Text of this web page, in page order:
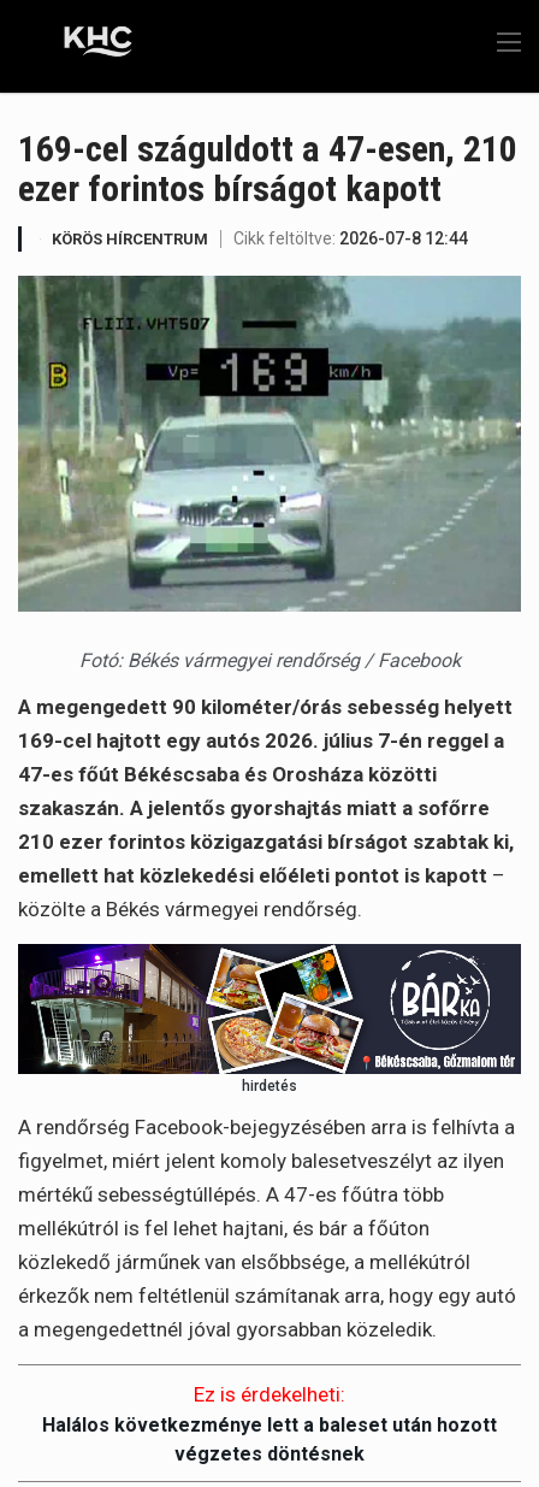
169-cel száguldott a 47-esen, 210
ezer forintos bírságot kapott
KÖRÖS HÍRCENTRUM Cikk feltöltve: 2026-07-8 12:44
Fotó: Békés vármegyei rendőrség / Facebook
A megengedett 90 kilométer/órás sebesség helyett
169-cel hajtott egy autós 2026. július 7-én reggel a
47-es főút Békéscsaba és Orosháza közötti
szakaszán. A jelentős gyorshajtás miatt a sofőrre
210 ezer forintos közigazgatási bírságot szabtak ki,
emellett hat közlekedési előéleti pontot is kapott –
közölte a Békés vármegyei rendőrség.
hirdetés
A rendőrség Facebook-bejegyzésében arra is felhívta a
figyelmet, miért jelent komoly balesetveszélyt az ilyen
mértékű sebességtúllépés. A 47-es főútra több
mellékútról is fel lehet hajtani, és bár a főúton
közlekedő járműnek van elsőbbsége, a mellékútról
érkezők nem feltétlenül számítanak arra, hogy egy autó
a megengedettnél jóval gyorsabban közeledik.
Ez is érdekelheti:
Halálos következménye lett a baleset után hozott
végzetes döntésnek